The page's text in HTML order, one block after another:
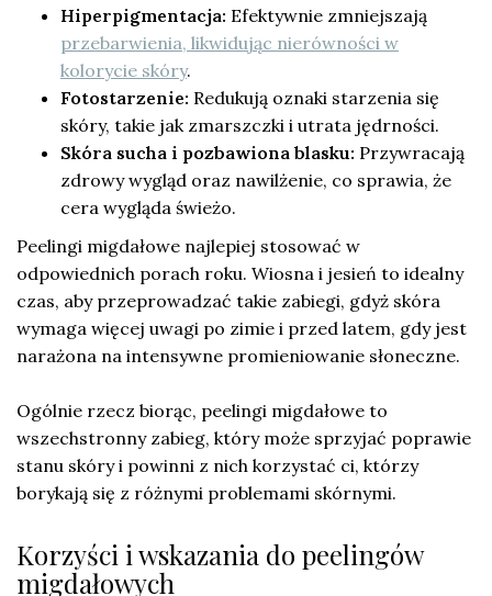
Hiperpigmentacja: Efektywnie zmniejszają
przebarwienia, likwidując nierówności w
kolorycie skóry.
Fotostarzenie: Redukują oznaki starzenia się
skóry, takie jak zmarszczki i utrata jędrności.
Skóra sucha i pozbawiona blasku: Przywracają
zdrowy wygląd oraz nawilżenie, co sprawia, że
cera wygląda świeżo.
Peelingi migdałowe najlepiej stosować w
odpowiednich porach roku. Wiosna i jesień to idealny
czas, aby przeprowadzać takie zabiegi, gdyż skóra
wymaga więcej uwagi po zimie i przed latem, gdy jest
narażona na intensywne promieniowanie słoneczne.
Ogólnie rzecz biorąc, peelingi migdałowe to
wszechstronny zabieg, który może sprzyjać poprawie
stanu skóry i powinni z nich korzystać ci, którzy
borykają się z różnymi problemami skórnymi.
Korzyści i wskazania do peelingów
migdałowych